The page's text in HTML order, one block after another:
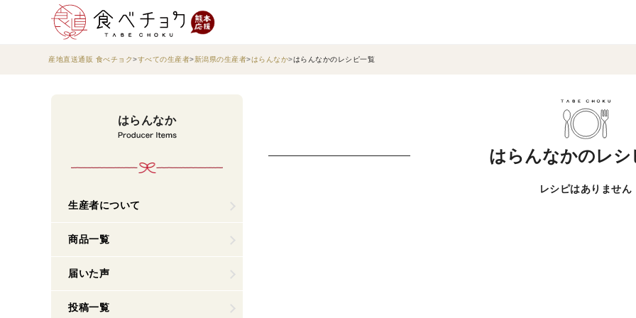
産地直送通販 食べチョク すべての生産者 新潟県の生産者 はらんなか はらんなかのレシピ一覧
はらんなか
生産者について
商品一覧
届いた声
投稿一覧
はらんなかのレシ
レシピはありません